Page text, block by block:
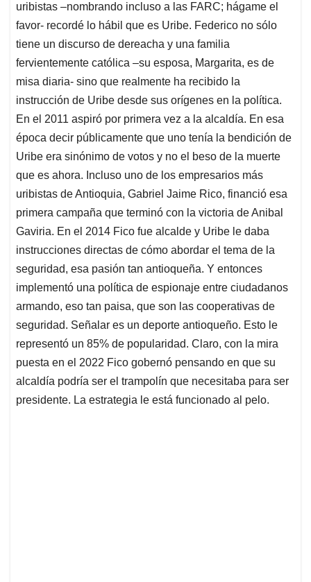
uribistas –nombrando incluso a las FARC; hágame el
favor- recordé lo hábil que es Uribe. Federico no sólo
tiene un discurso de dereacha y una familia
fervientemente católica –su esposa, Margarita, es de
misa diaria- sino que realmente ha recibido la
instrucción de Uribe desde sus orígenes en la política.
En el 2011 aspiró por primera vez a la alcaldía. En esa
época decir públicamente que uno tenía la bendición de
Uribe era sinónimo de votos y no el beso de la muerte
que es ahora. Incluso uno de los empresarios más
uribistas de Antioquia, Gabriel Jaime Rico, financió esa
primera campaña que terminó con la victoria de Anibal
Gaviria. En el 2014 Fico fue alcalde y Uribe le daba
instrucciones directas de cómo abordar el tema de la
seguridad, esa pasión tan antioqueña. Y entonces
implementó una política de espionaje entre ciudadanos
armando, eso tan paisa, que son las cooperativas de
seguridad. Señalar es un deporte antioqueño. Esto le
representó un 85% de popularidad. Claro, con la mira
puesta en el 2022 Fico gobernó pensando en que su
alcaldía podría ser el trampolín que necesitaba para ser
presidente. La estrategia le está funcionado al pelo.